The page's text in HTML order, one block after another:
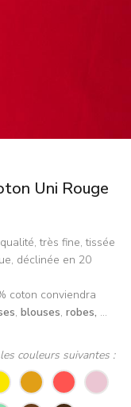
Uni Rouge
très fine, tissée
déclinée en 20
coton conviendra
, blouses, robes, ...
couleurs suivantes :